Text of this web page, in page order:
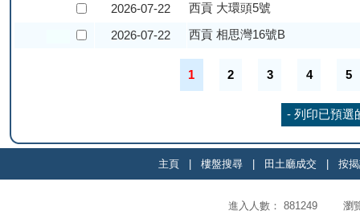
2026-07-22
西貢 大環頭5號
2026-07-22
西貢 相思灣16號B
1 2 3 4 5
主頁 樓盤搜尋 田土廳成交 按
進入人數： 881249 瀏